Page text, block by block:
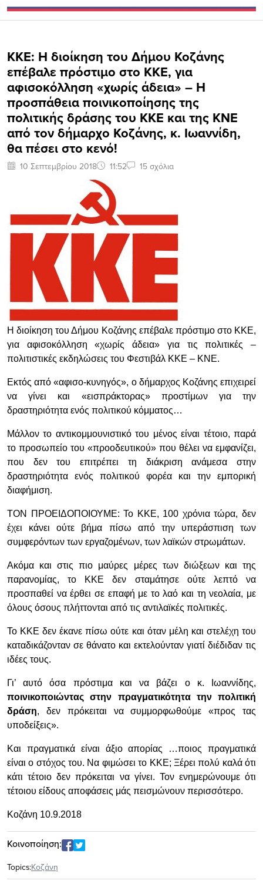
KKE: Η διοίκηση του Δήμου Κοζάνης
επέβαλε πρόστιμο στο ΚΚΕ, για
αφισοκόλληση «χωρίς άδεια» – Η
προσπάθεια ποινικοποίησης της
πολιτικής δράσης του ΚΚΕ και της ΚΝΕ
από τον δήμαρχο Κοζάνης, κ. Ιωαννίδη,
θα πέσει στο κενό!
10 Σεπτεμβρίου 2018 11:52 15 σχόλια
Η διοίκηση του Δήμου Κοζάνης επέβαλε πρόστιμο στο ΚΚΕ,
για αφισοκόλληση «χωρίς άδεια» για τις πολιτικές –
πολιτιστικές εκδηλώσεις του Φεστιβάλ ΚΚΕ – ΚΝΕ.
Εκτός από «αφισο-κυνηγός», ο δήμαρχος Κοζάνης επιχειρεί
να γίνει και «εισπράκτορας» προστίμων για την
δραστηριότητα ενός πολιτικού κόμματος…
Μάλλον το αντικομμουνιστικό του μένος είναι τέτοιο, παρά
το προσωπείο του «προοδευτικού» που θέλει να εμφανίζει,
που δεν του επιτρέπει τη διάκριση ανάμεσα στην
δραστηριότητα ενός πολιτικού φορέα και την εμπορική
διαφήμιση.
ΤΟΝ ΠΡΟΕΙΔΟΠΟΙΟΥΜΕ: Το ΚΚΕ, 100 χρόνια τώρα, δεν
έχει κάνει ούτε βήμα πίσω από την υπεράσπιση των
συμφερόντων των εργαζομένων, των λαϊκών στρωμάτων.
Ακόμα και στις πιο μαύρες μέρες των διώξεων και της
παρανομίας, το ΚΚΕ δεν σταμάτησε ούτε λεπτό να
προσπαθεί να έρθει σε επαφή με το λαό και τη νεολαία, με
όλους όσους πλήττονται από τις αντιλαϊκές πολιτικές.
Το ΚΚΕ δεν έκανε πίσω ούτε και όταν μέλη και στελέχη του
καταδικάζονταν σε θάνατο και εκτελούνταν γιατί διέδιδαν τις
ιδέες τους.
Γι’ αυτό όσα πρόστιμα και να βάζει ο κ. Ιωαννίδης,
ποινικοποιώντας στην πραγματικότητα την πολιτική
δράση, δεν πρόκειται να συμμορφωθούμε «προς τας
υποδείξεις».
Και πραγματικά είναι άξιο απορίας …ποιος πραγματικά
είναι ο στόχος του. Να φιμώσει το ΚΚΕ; Ξέρει πολύ καλά ότι
κάτι τέτοιο δεν πρόκειται να γίνει. Τον ενημερώνουμε ότι
τέτοιου είδους αποφάσεις μάς πεισμώνουν περισσότερο.
Κοζάνη 10.9.2018
Κοινοποίηση:
Topics:Κοζάνη